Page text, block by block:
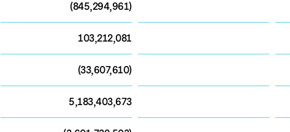
(845,294,961)
103,212,081
(33,607,610)
5,183,403,673